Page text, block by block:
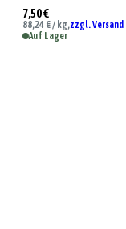
7,50 €
88,24 € / kg,zzgl. Versand
Auf Lager